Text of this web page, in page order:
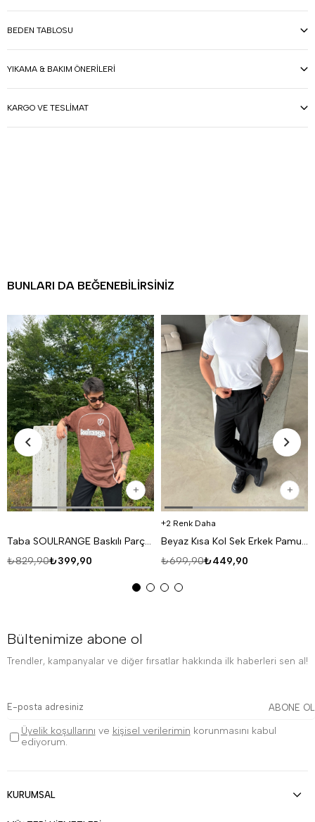
BEDEN TABLOSU
YIKAMA & BAKIM ÖNERILERI
KARGO VE TESLIMAT
BUNLARI DA BEĞENEBILIRSINIZ
Taba SOULRANGE Baskılı Parçalı Oversize T-SHIRT PNC 1009
₺399,90
₺829,90
2 Renk Daha
Beyaz Kısa Kol Sek Erkek Pamuk Likralı T-SHİRT SC
₺449,90
₺699,90
Bültenimize abone ol
Trendler, kampanyalar ve diğer fırsatlar hakkında ilk haberleri sen al!
ABONE OL
Üyelik koşullarını ve kişisel verilerimin korunmasını kabul
ediyorum.
KURUMSAL